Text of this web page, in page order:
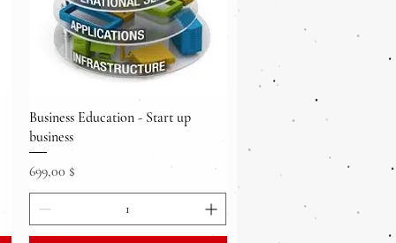
快速瀏覽
Business Education - Start up
business
價格
699,00 $